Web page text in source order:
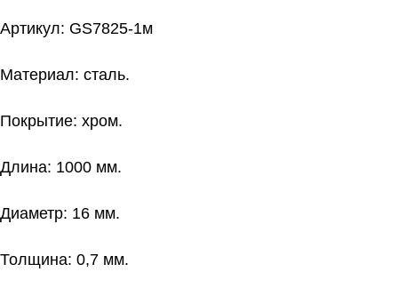
Артикул: GS7825-1м
Материал: сталь.
Покрытие: хром.
Длина: 1000 мм.
Диаметр: 16 мм.
Толщина: 0,7 мм.